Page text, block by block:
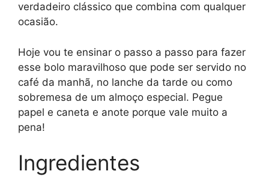
verdadeiro clássico que combina com qualquer
ocasião.
Hoje vou te ensinar o passo a passo para fazer
esse bolo maravilhoso que pode ser servido no
café da manhã, no lanche da tarde ou como
sobremesa de um almoço especial. Pegue
papel e caneta e anote porque vale muito a
pena!
Ingredientes